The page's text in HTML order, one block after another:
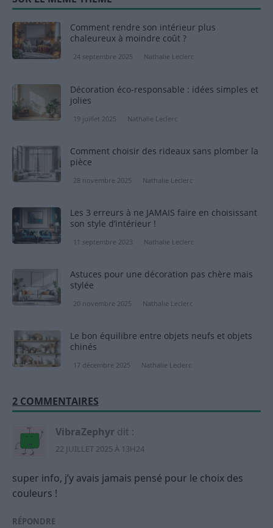
Comment rendre son intérieur plus
chaleureux à moindre coût ?
24 septembre 2025 Nathalie Leclerc
Décoration éco-responsable : idées simples et
jolies
19 juillet 2025 Nathalie Leclerc
Comment choisir des rideaux sans plomber la
pièce
28 novembre 2025 Nathalie Leclerc
Les 3 erreurs à ne JAMAIS faire en choisissant
son style d’intérieur !
11 septembre 2023 Nathalie Leclerc
Astuces pour une décoration pas chère mais
stylée
20 novembre 2025 Nathalie Leclerc
Le bon équilibre entre objets neufs et objets
chinés
17 décembre 2025 Nathalie Leclerc
2 COMMENTAIRES
VibraZephyr dit :
22 JUILLET 2025 À 13H24
super info, j’y avais jamais pensé pour le choix des
couleurs !
RÉPONDRE